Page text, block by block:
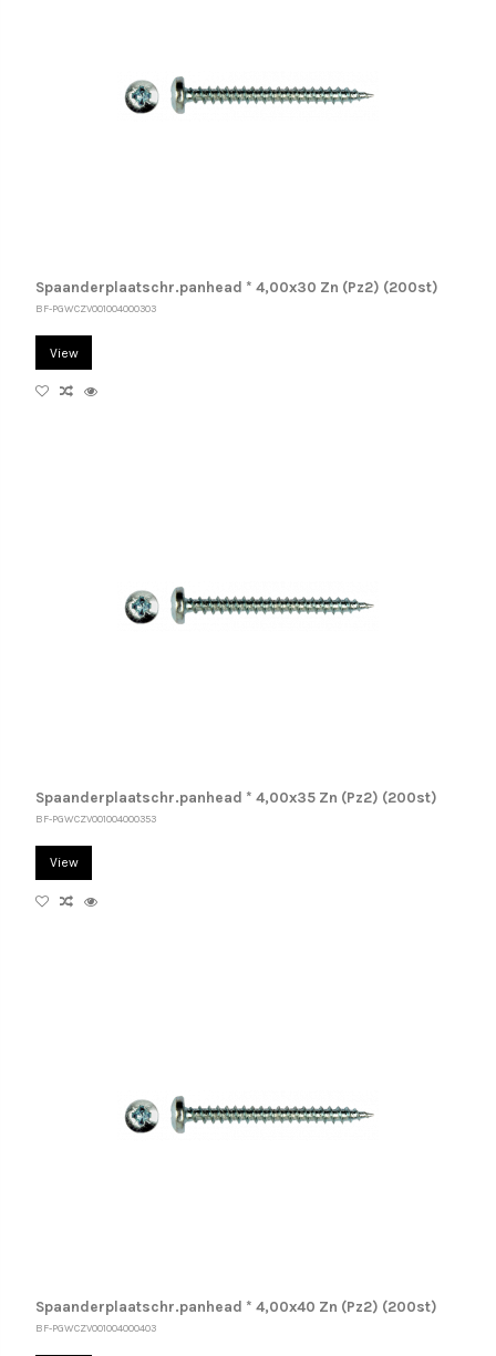
Spaanderplaatschr.panhead * 4,00x30 Zn (Pz2) (200st)
BF-PGWCZV001004000303
View
Spaanderplaatschr.panhead * 4,00x35 Zn (Pz2) (200st)
BF-PGWCZV001004000353
View
Spaanderplaatschr.panhead * 4,00x40 Zn (Pz2) (200st)
BF-PGWCZV001004000403